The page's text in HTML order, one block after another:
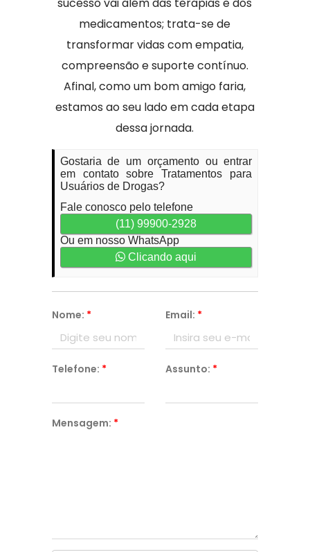
medicamentos; trata-se de
transformar vidas com empatia,
compreensão e suporte contínuo.
Afinal, como um bom amigo faria,
estamos ao seu lado em cada etapa
dessa jornada.
Gostaria de um orçamento ou entrar
em contato sobre Tratamentos para
Usuários de Drogas?
Fale conosco pelo telefone
(11) 99900-2928
Ou em nosso WhatsApp
Clicando aqui
Nome: * Email: *
Telefone: * Assunto: *
Mensagem: *